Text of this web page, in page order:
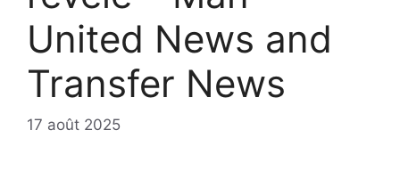
United News and
Transfer News
17 août 2025